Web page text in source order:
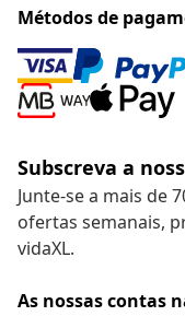
Métodos de
Subscreva a
Junte-se a mais de
ofertas semanais,
vidaXL.
As nossas contas